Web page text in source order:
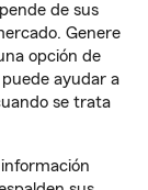
de sus
Genere
opción de
ayudar a
se trata